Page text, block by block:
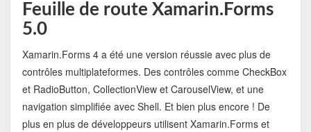
Feuille de route Xamarin.Forms
5.0
Xamarin.Forms 4 a été une version réussie avec plus de
contrôles multiplateformes. Des contrôles comme CheckBox
et RadioButton, CollectionView et CarouselView, et une
navigation simplifiée avec Shell. Et bien plus encore ! De
plus en plus de développeurs utilisent Xamarin.Forms et